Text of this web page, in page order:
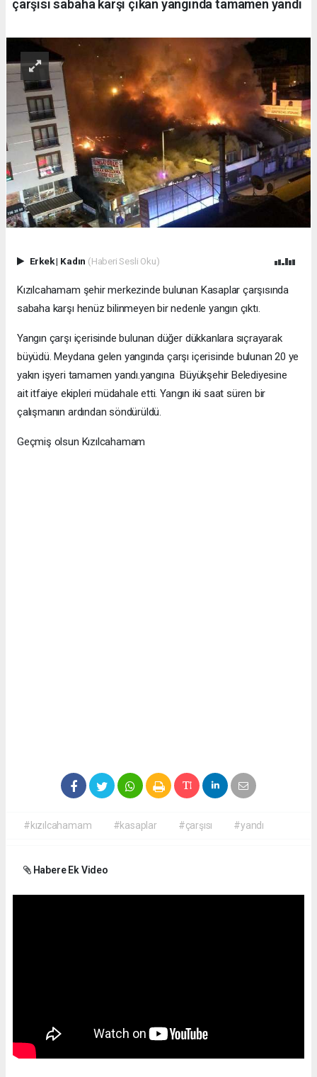
çarşısı sabaha karşı çıkan yangında tamamen yandı
Erkek| Kadın (Haberi Sesli Oku)
Kızılcahamam şehir merkezinde bulunan Kasaplar çarşısında
sabaha karşı henüz bilinmeyen bir nedenle yangın çıktı.
Yangın çarşı içerisinde bulunan düğer dükkanlara sıçrayarak
büyüdü. Meydana gelen yangında çarşı içerisinde bulunan 20 ye
yakın işyeri tamamen yandı.yangına Büyükşehir Belediyesine
ait itfaiye ekipleri müdahale etti. Yangın iki saat süren bir
çalışmanın ardından söndürüldü.
Geçmiş olsun Kızılcahamam
#kızılcahamam #kasaplar #çarşısı #yandı
Habere Ek Video